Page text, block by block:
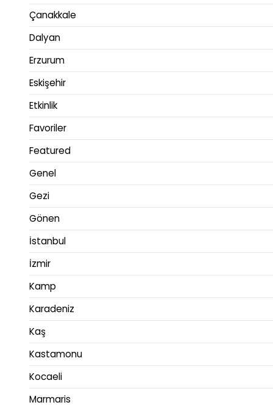
Çanakkale
Dalyan
Erzurum
Eskişehir
Etkinlik
Favoriler
Featured
Genel
Gezi
Gönen
İstanbul
İzmir
Kamp
Karadeniz
Kaş
Kastamonu
Kocaeli
Marmaris